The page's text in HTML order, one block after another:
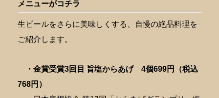
メニューがコチラ
生ビールをさらに美味しくする、自慢の絶品料理を
ご紹介します。
・金賞受賞3回目 旨塩からあげ 4個699円（税込
768円）